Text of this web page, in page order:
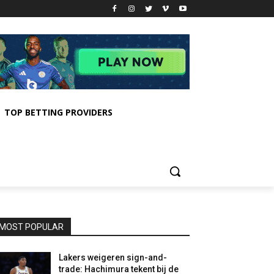
TOP BETTING PROVIDERS
POPULAR
Lakers weigeren sign-and-
trade: Hachimura tekent bij de